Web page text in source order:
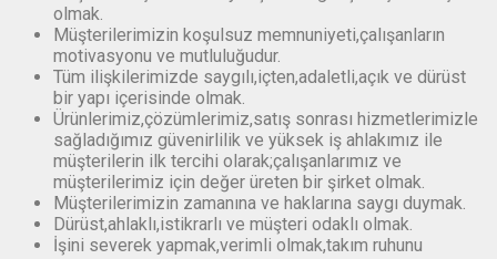
olmak.
Müşterilerimizin koşulsuz memnuniyeti,çalışanların
motivasyonu ve mutluluğudur.
Tüm ilişkilerimizde saygılı,içten,adaletli,açık ve dürüst
bir yapı içerisinde olmak.
Ürünlerimiz,çözümlerimiz,satış sonrası hizmetlerimizle
sağladığımız güvenirlilik ve yüksek iş ahlakımız ile
müşterilerin ilk tercihi olarak;çalışanlarımız ve
müşterilerimiz için değer üreten bir şirket olmak.
Müşterilerimizin zamanına ve haklarına saygı duymak.
Dürüst,ahlaklı,istikrarlı ve müşteri odaklı olmak.
İşini severek yapmak,verimli olmak,takım ruhunu